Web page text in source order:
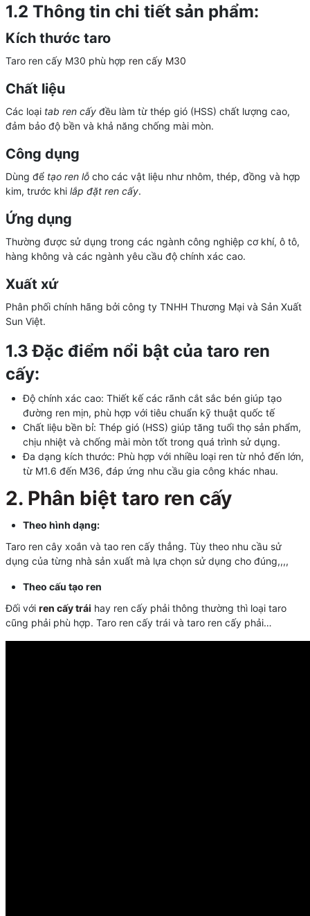
1.2 Thông tin chi tiết sản phẩm:
Kích thước taro
Taro ren cấy M30 phù hợp ren cấy M30
Chất liệu
Các loại tab ren cấy đều làm từ thép gió (HSS) chất lượng cao,
đảm bảo độ bền và khả năng chống mài mòn.
Công dụng
Dùng để tạo ren lỗ cho các vật liệu như nhôm, thép, đồng và hợp
kim, trước khi lắp đặt ren cấy.
Ứng dụng
Thường được sử dụng trong các ngành công nghiệp cơ khí, ô tô,
hàng không và các ngành yêu cầu độ chính xác cao.
Xuất xứ
Phân phối chính hãng bởi công ty TNHH Thương Mại và Sản Xuất
Sun Việt.
1.3 Đặc điểm nổi bật của taro ren
cấy:
Độ chính xác cao: Thiết kế các rãnh cắt sắc bén giúp tạo
đường ren mịn, phù hợp với tiêu chuẩn kỹ thuật quốc tế
Chất liệu bền bỉ: Thép gió (HSS) giúp tăng tuổi thọ sản phẩm,
chịu nhiệt và chống mài mòn tốt trong quá trình sử dụng.
Đa dạng kích thước: Phù hợp với nhiều loại ren từ nhỏ đến lớn,
từ M1.6 đến M36, đáp ứng nhu cầu gia công khác nhau.
2. Phân biệt taro ren cấy
Theo hình dạng:
Taro ren cây xoắn và tao ren cấy thẳng. Tùy theo nhu cầu sử
dụng của từng nhà sản xuất mà lựa chọn sử dụng cho đúng,,,,
Theo cấu tạo ren
Đối với ren cấy trái hay ren cấy phải thông thường thì loại taro
cũng phải phù hợp. Taro ren cấy trái và taro ren cấy phải…